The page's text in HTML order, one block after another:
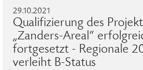
29.10.2021
Qualifizierung des
„Zanders-Areal“
fortgesetzt - Regionale
verleiht B-Status